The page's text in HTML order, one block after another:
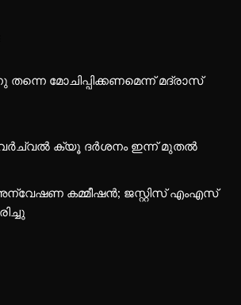
തന്നെ മോചിപ്പിക്കണമെന്ന് മദ്രാസ്
ക്യൂ ദര്‍ശനം ഇന്ന് മുതല്‍
കമ്മീഷന്‍; ജസ്റ്റിസ് എംഎസ്